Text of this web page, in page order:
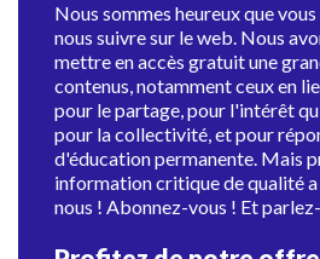
Nous sommes heureux que
nous suivre sur le web. Nous
mettre en accès gratuit une
contenus, notamment ceux en
pour le partage, pour l'intérêt
pour la collectivité, et pour
d'éducation permanente. Mais
information critique de qualité a
nous ! Abonnez-vous ! Et